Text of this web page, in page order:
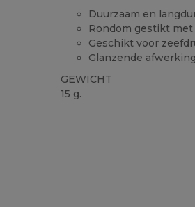
Duurzaam en
Rondom gestikt met
Geschikt voor
Glanzende
GEWICHT
15 g.